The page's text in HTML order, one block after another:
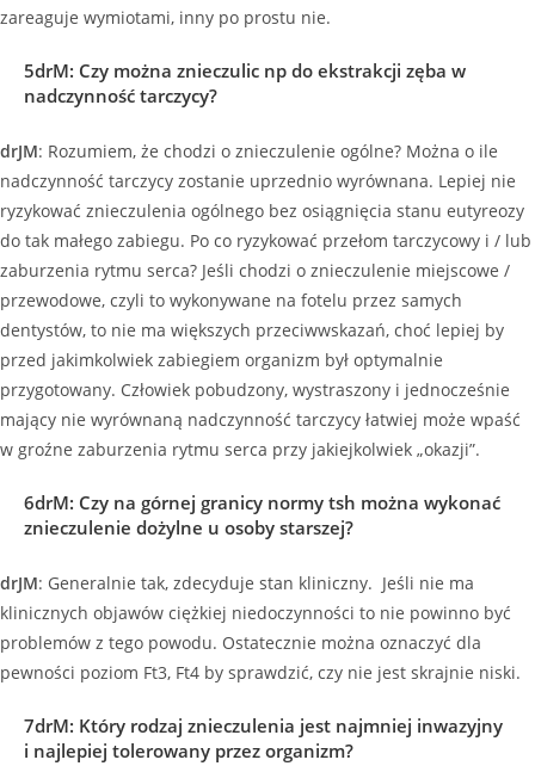
zareaguje wymiotami, inny po prostu nie.
5drM: Czy można znieczulic np do ekstrakcji zęba w
nadczynność tarczycy?
drJM: Rozumiem, że chodzi o znieczulenie ogólne? Można o ile
nadczynność tarczycy zostanie uprzednio wyrównana. Lepiej nie
ryzykować znieczulenia ogólnego bez osiągnięcia stanu eutyreozy
do tak małego zabiegu. Po co ryzykować przełom tarczycowy i / lub
zaburzenia rytmu serca? Jeśli chodzi o znieczulenie miejscowe /
przewodowe, czyli to wykonywane na fotelu przez samych
dentystów, to nie ma większych przeciwwskazań, choć lepiej by
przed jakimkolwiek zabiegiem organizm był optymalnie
przygotowany. Człowiek pobudzony, wystraszony i jednocześnie
mający nie wyrównaną nadczynność tarczycy łatwiej może wpaść
w groźne zaburzenia rytmu serca przy jakiejkolwiek „okazji”.
6drM: Czy na górnej granicy normy tsh można wykonać
znieczulenie dożylne u osoby starszej?
drJM: Generalnie tak, zdecyduje stan kliniczny. Jeśli nie ma
klinicznych objawów ciężkiej niedoczynności to nie powinno być
problemów z tego powodu. Ostatecznie można oznaczyć dla
pewności poziom Ft3, Ft4 by sprawdzić, czy nie jest skrajnie niski.
7drM: Który rodzaj znieczulenia jest najmniej inwazyjny
i najlepiej tolerowany przez organizm?